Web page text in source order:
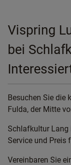
Vispring
bei
Besuchen Sie die
Fulda, der Mitte
Schlafkultur Lang
Service und Preis
Vereinbaren Sie